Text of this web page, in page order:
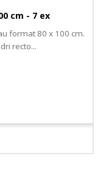
cm - 7 ex
format 80 x 100 cm.
recto...